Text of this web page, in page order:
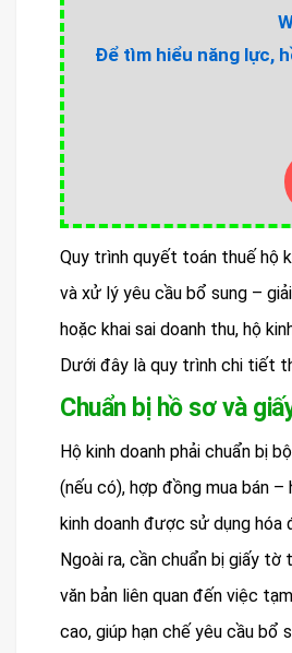
Để tìm hiểu năng lực,
Quy trình quyết toán thuế hộ
và xử lý yêu cầu bổ sung –
hoặc khai sai doanh thu, hộ
Dưới đây là quy trình chi tiết
Chuẩn bị hồ sơ và
Hộ kinh doanh phải chuẩn bị
(nếu có), hợp đồng mua bán
kinh doanh được sử dụng hóa
Ngoài ra, cần chuẩn bị giấy tờ
văn bản liên quan đến việc
cao, giúp hạn chế yêu cầu bổ